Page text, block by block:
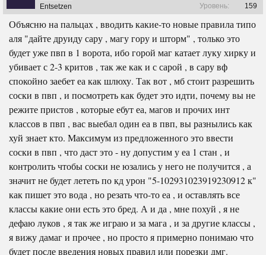
Entsetzen
Уровень:
159
Объясню на пальцах , вводить какие-то новые правила типо
аля "дайте друиду сару , магу гору и шторм" , только это
будет уже пвп в 1 ворота, ибо горой маг катает луку хирку и
убивает с 2-3 критов , так же как и с сарой , в сару вф
спокойно заебет еа как шлюху. Так вот , мб стоит разрешить
соски в пвп , и посмотреть как будет это идти, почему вы не
режите пристов , которые ебут еа, магов и прочих инт
классов в пвп , вас выебал один еа в пвп, вы разнылись как
хуй знает кто. Максимум из предложенного это ввести
соски в пвп , что даст это - ну допустим у еа 1 стан , и
контролить чтобы соски не юзались у него не получится , а
значит не будет лететь по кд урон "5-102931023919230912 к"
как пишет это вода , но резать что-то еа , и оставлять все
классы какие они есть это бред. А и да , мне похуй , я не
дефаю луков , я так же играю и за мага , и за другие классы ,
я вижу дамаг и прочее , но просто я примерно понимаю что
будет после введения новых правил или порезки дмг.